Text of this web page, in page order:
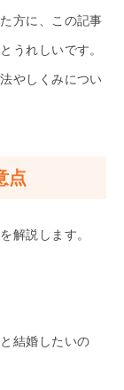
方に、この記事
うれしいです。
やしくみについ
点
解説します。
結婚したいの